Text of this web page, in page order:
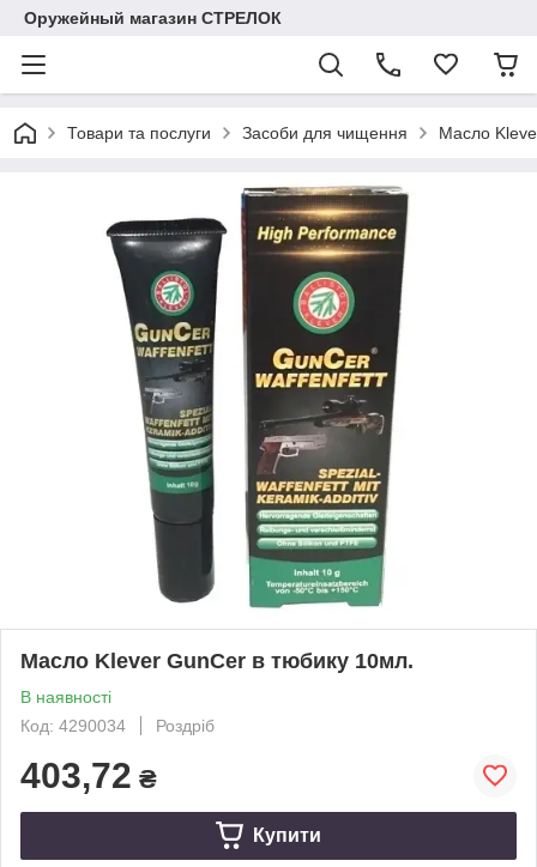
Оружейный магазин СТРЕЛОК
Товари та послуги Засоби для чищення Масло
Масло Klever GunCer в тюбику 10мл.
В наявності
Код: 4290034
Роздріб
403,72 ₴
Купити